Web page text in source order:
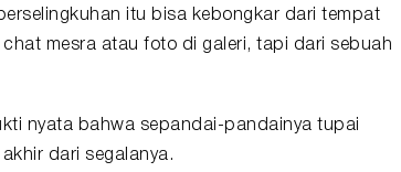
itu bisa kebongkar dari tempat
mesra atau foto di galeri, tapi dari sebuah
nyata bahwa sepandai-pandainya tupai
dari segalanya.